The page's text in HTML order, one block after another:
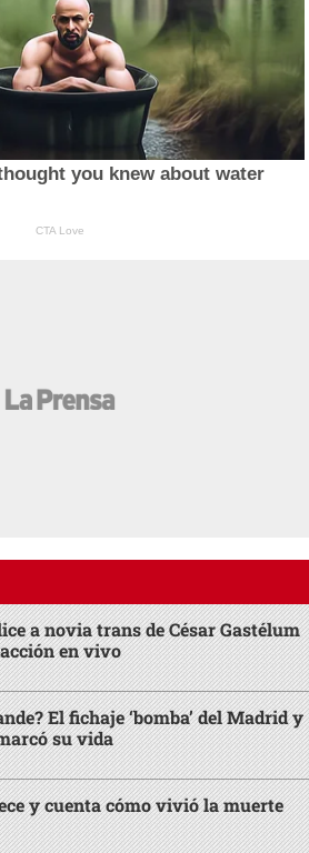
you knew about water
CTA Love
a novia trans de César Gastélum
en vivo
El fichaje ‘bomba’ del Madrid y
su vida
y cuenta cómo vivió la muerte